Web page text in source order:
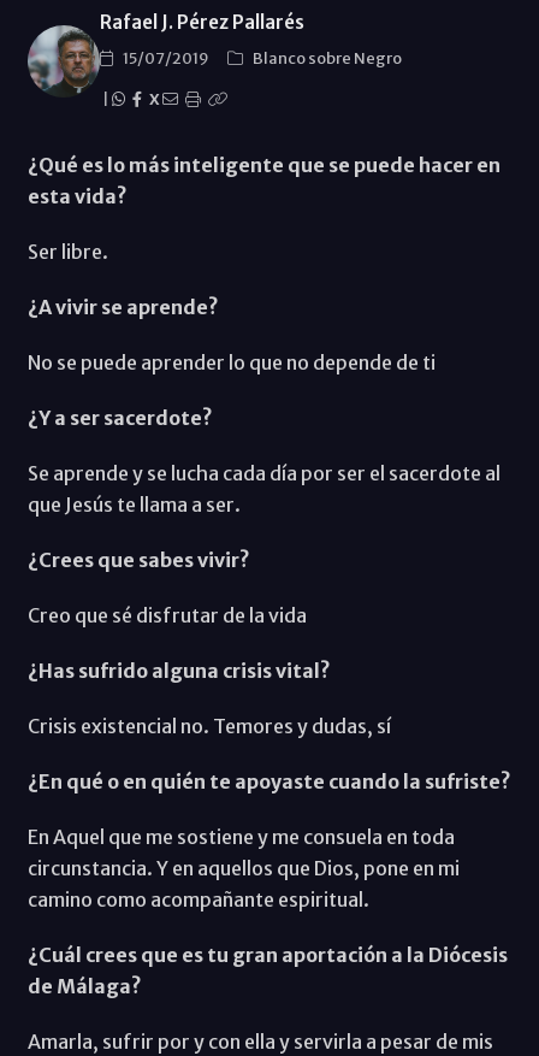
Rafael J. Pérez Pallarés
15/07/2019
Blanco sobre Negro
X
¿Qué es lo más inteligente que se puede hacer en
esta vida?
Ser libre.
¿A vivir se aprende?
No se puede aprender lo que no depende de ti
¿Y a ser sacerdote?
Se aprende y se lucha cada día por ser el sacerdote al
que Jesús te llama a ser.
¿Crees que sabes vivir?
Creo que sé disfrutar de la vida
¿Has sufrido alguna crisis vital?
Crisis existencial no. Temores y dudas, sí
¿En qué o en quién te apoyaste cuando la sufriste?
En Aquel que me sostiene y me consuela en toda
circunstancia. Y en aquellos que Dios, pone en mi
camino como acompañante espiritual.
¿Cuál crees que es tu gran aportación a la Diócesis
de Málaga?
Amarla, sufrir por y con ella y servirla a pesar de mis